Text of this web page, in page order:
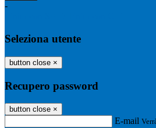
-
Seleziona utente
button close ×
Recupero password
button close ×
E-mail